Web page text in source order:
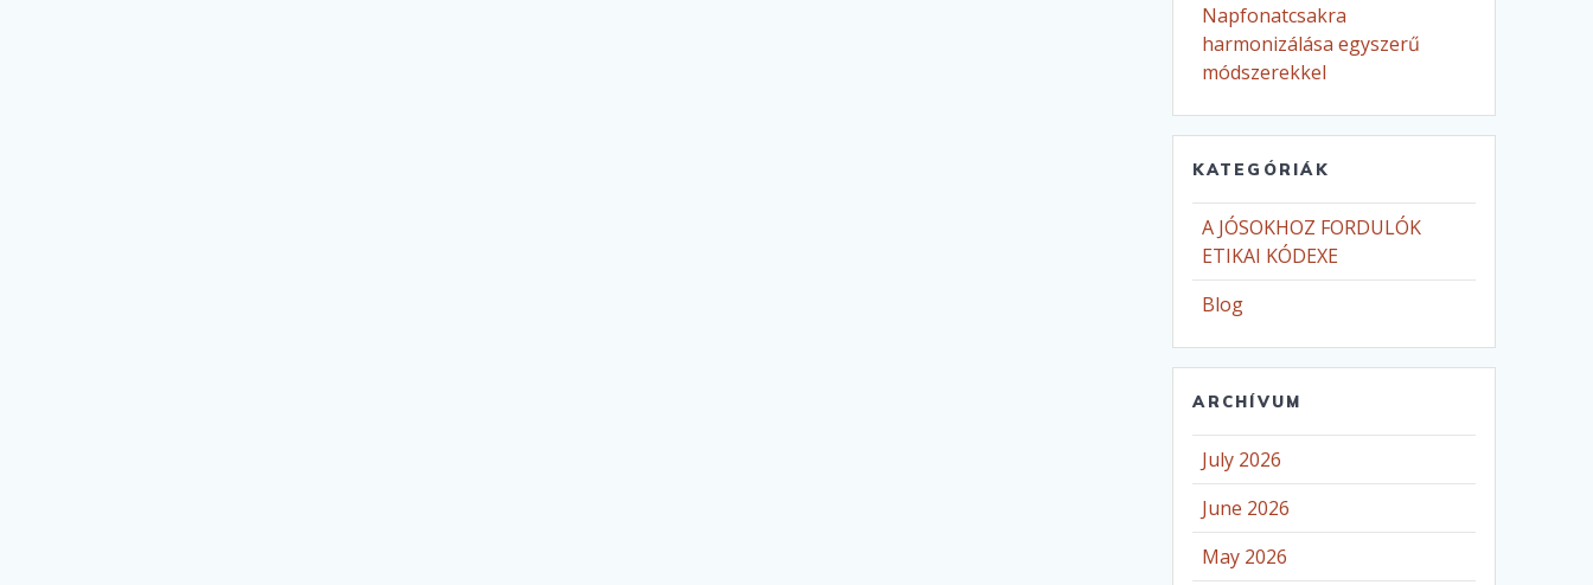
Napfonatcsakra
harmonizálása egyszerű
módszerekkel
KATEGÓRIÁK
A JÓSOKHOZ FORDULÓK
ETIKAI KÓDEXE
Blog
ARCHÍVUM
July 2026
June 2026
May 2026